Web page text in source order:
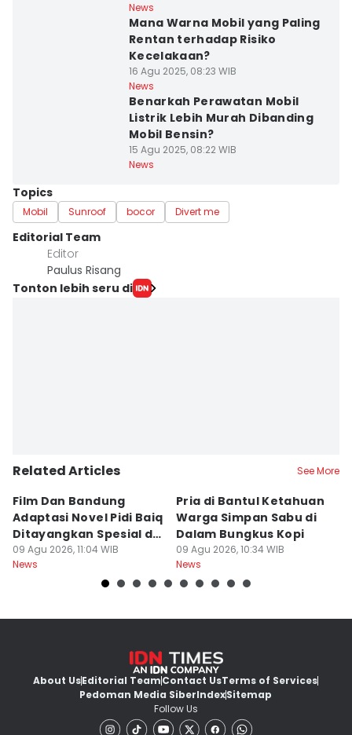
News
Mana Warna Mobil yang Paling
Rentan terhadap Risiko
Kecelakaan?
16 Agu 2025, 08:23 WIB
News
Benarkah Perawatan Mobil
Listrik Lebih Murah Dibanding
Mobil Bensin?
15 Agu 2025, 08:22 WIB
News
Topics
Mobil Sunroof bocor Divert me
Editorial Team
Editor
Paulus Risang
Tonton lebih seru di
Related Articles See More
Film Dan Bandung
Adaptasi Novel Pidi Baiq
Ditayangkan Spesial di
Jogja
09 Agu 2026, 11:04 WIB
News
Pria di Bantul Ketahuan
Warga Simpan Sabu di
Dalam Bungkus Kopi
09 Agu 2026, 10:34 WIB
News
About UsEditorial TeamContact UsTerms of Services
Pedoman Media SiberIndexSitemap
Follow Us